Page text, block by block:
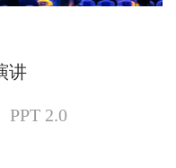
讲
PPT 2.0